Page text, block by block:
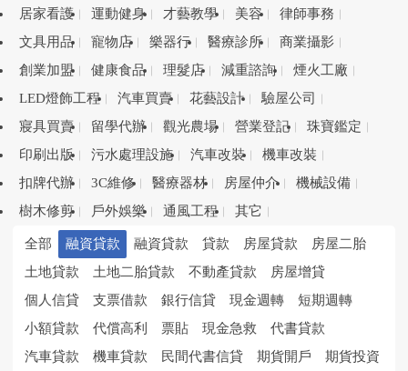
居家看護
運動健身 才藝教學 美容
律師事務
文具用品
寵物店 樂器行 醫療診所
商業攝影
創業加盟
健康食品 理髮店 減重諮詢
煙火工廠
LED燈飾工程
汽車買賣 花藝設計
驗屋公司
寢具買賣
留學代辦 觀光農場 營業登記
珠寶鑑定
印刷出版
污水處理設施 汽車改裝
機車改裝
扣牌代辦
3C維修 醫療器材 房屋仲介
機械設備
樹木修剪
戶外娛樂 通風工程 其它
全部 融資貸款 融資貸款 貸款 房屋貸款
房屋二胎
土地貸款
土地二胎貸款 不動產貸款
房屋增貸
個人信貸
支票借款 銀行信貸 現金週轉
短期週轉
小額貸款
代償高利 票貼 現金急救
代書貸款
汽車貸款
機車貸款 民間代書信貸 期貨開戶
期貨投資